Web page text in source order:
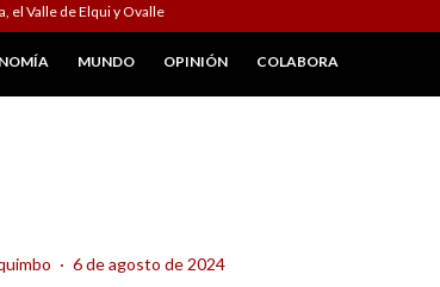
el Valle de Elqui y Ovalle
MUNDO OPINIÓN COLABORA
· 6 de agosto de 2024